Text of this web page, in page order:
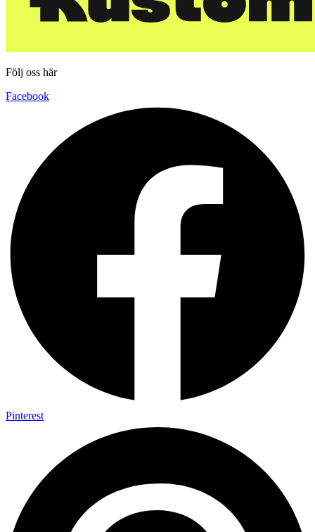
Följ oss här
Facebook
Pinterest